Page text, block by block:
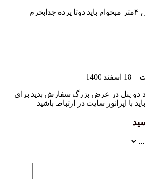
سلام برای عرض ۴متر میخوام باید دوتا پرده جدابخرم
– 18 اسفند 1400
دو پنل در عرض بزرگ سفارش بدید برای
با اپراتور سایت در ارتباط باشید